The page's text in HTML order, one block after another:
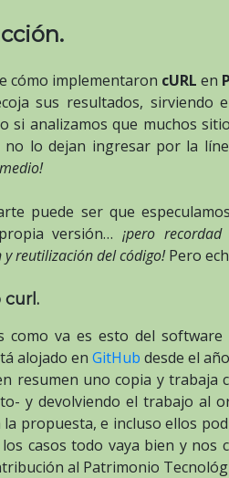
cómo implementaron cURL en
sus resultados, sirviendo
si analizamos que muchos
lo dejan ingresar por la
puede ser que
versión…¡pero
reutilización del código!Pero
curl.
como va es esto del
alojado enGitHub desde el
resumen uno copia y trabaja
y devolviendo el trabajo al
la propuesta, e incluso ellos
casos todo vaya bien y nos
al Patrimonio